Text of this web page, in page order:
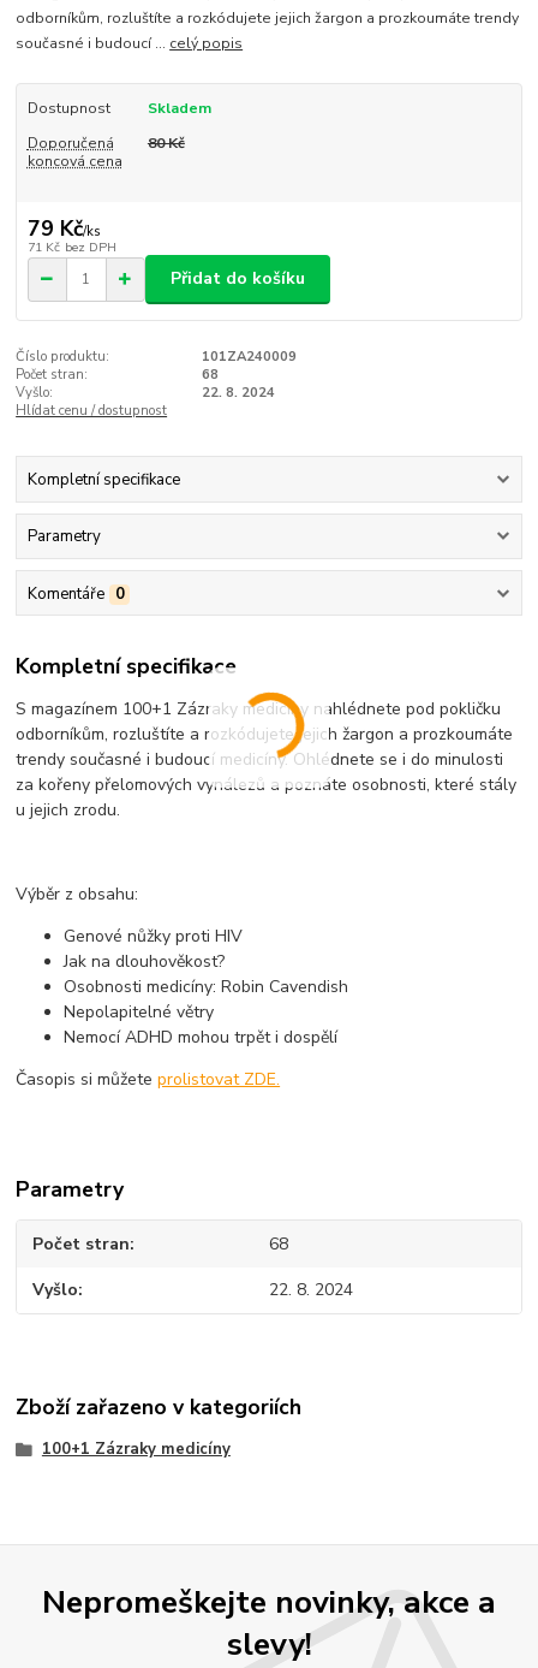
odborníkům, rozluštíte a rozkódujete jejich žargon a prozkoumáte trendy
současné i budoucí ... celý popis
Dostupnost
Skladem
Doporučená
koncová cena
80 Kč
79 Kč/ks
71 Kč bez DPH
Přidat do košíku
Číslo produktu:
101ZA240009
Počet stran:
68
Vyšlo:
22. 8. 2024
Hlídat cenu / dostupnost
Kompletní specifikace
Parametry
Komentáře 0
Kompletní specifikace
S magazínem 100+1 Zázraky medicíny nahlédnete pod pokličku
odborníkům, rozluštíte a rozkódujete jejich žargon a prozkoumáte
trendy současné i budoucí medicíny. Ohlédnete se i do minulosti
za kořeny přelomových vynálezů a poznáte osobnosti, které stály
u jejich zrodu.
Výběr z obsahu:
Genové nůžky proti HIV
Jak na dlouhověkost?
Osobnosti medicíny: Robin Cavendish
Nepolapitelné větry
Nemocí ADHD mohou trpět i dospělí
Časopis si můžeteprolistovat ZDE.
Parametry
Počet stran 68
Vyšlo 22. 8. 2024
Zboží zařazeno v kategoriích
100+1 Zázraky medicíny
Nepromeškejte novinky, akce a
slevy!